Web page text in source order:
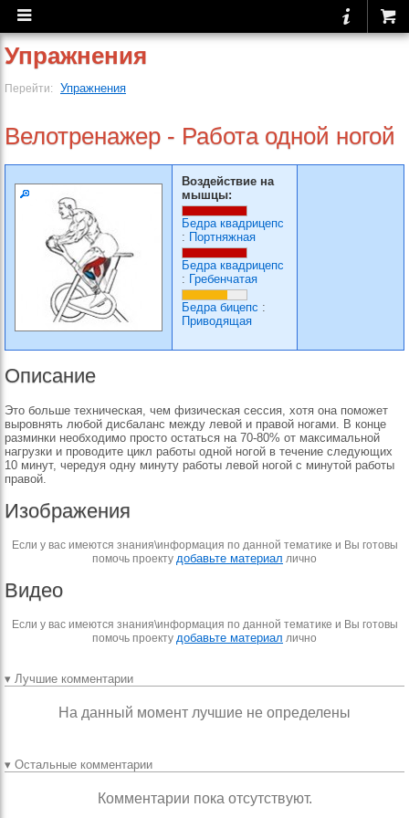
Упражнения
Перейти: Упражнения
Велотренажер - Работа одной ногой
Воздействие на
мышцы:
Бедра квадрицепс
: Портняжная
Бедра квадрицепс
: Гребенчатая
Бедра бицепс :
Приводящая
Описание
Это больше техническая, чем физическая сессия, хотя она поможет
выровнять любой дисбаланс между левой и правой ногами. В конце
разминки необходимо просто остаться на 70-80% от максимальной
нагрузки и проводите цикл работы одной ногой в течение следующих
10 минут, чередуя одну минуту работы левой ногой с минутой работы
правой.
Изображения
Если у вас имеются знания\информация по данной тематике и Вы готовы
помочь проекту добавьте материал лично
Видео
Если у вас имеются знания\информация по данной тематике и Вы готовы
помочь проекту добавьте материал лично
▾ Лучшие комментарии
На данный момент лучшие не определены
▾ Остальные комментарии
Комментарии пока отсутствуют.